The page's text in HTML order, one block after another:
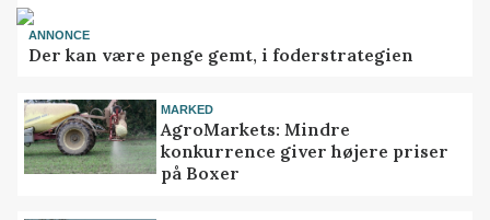
ANNONCE
Der kan være penge gemt, i foderstrategien
MARKED
AgroMarkets: Mindre
konkurrence giver højere priser
på Boxer